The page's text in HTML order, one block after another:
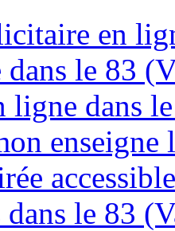
en
le 83
ligne dans
le 83